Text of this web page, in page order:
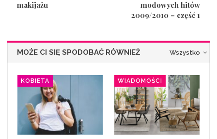
makijażu
modowych hitów
2009/2010 – część 1
Wszystko
MOŻE CI SIĘ SPODOBAĆ RÓWNIEŻ
KOBIETA WIADOMOŚCI